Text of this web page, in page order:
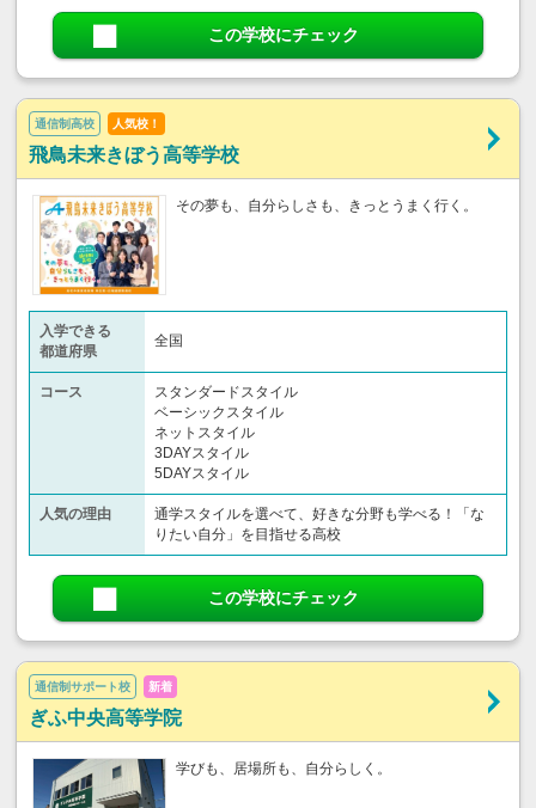
この学校にチェック
通信制高校 人気校！
飛鳥未来きぼう高等学校
その夢も、自分らしさも、きっとうまく行く。
入学できる
都道府県
全国
コース
スタンダードスタイル
ベーシックスタイル
ネットスタイル
3DAYスタイル
5DAYスタイル
人気の理由
通学スタイルを選べて、好きな分野も学べる！「な
りたい自分」を目指せる高校
この学校にチェック
通信制サポート校 新着
ぎふ中央高等学院
学びも、居場所も、自分らしく。